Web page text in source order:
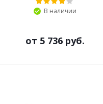
В наличии
от 5 736 руб.